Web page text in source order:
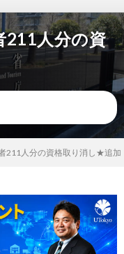
211人分の資
211人分の資格取り消し★追加